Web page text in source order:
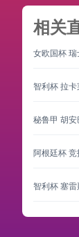
相关
女欧国杯 瑞
智利杯 拉
秘鲁甲 胡
阿根廷杯
智利杯 塞